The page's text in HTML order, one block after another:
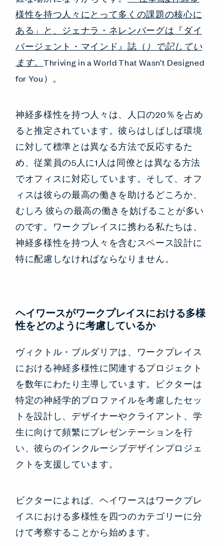
様性を持つ人々にとって多くの課題の核心に
ある」と、ジェナラ・ネレンバーグは『ダイ
バージェント・マインド』誌（ ）で記してい
ます。 Thriving in a World That Wasn’t Designed
for You）。
神経多様性を持つ人々は、人口の20％を占め
ると推定されています。彼らはしばしば環境
に対して標準とは異なる方法で反応するた
め、従業員の5人に1人は同僚とは異なる方法
でオフィスに対応しています。そして、オフ
ィスは彼らの最高の働きを助けるどころか、
むしろ 彼らの最高の働きを妨げることが多い
のです。ワークプレイスに携わる私たちは、
神経多様性を持つ人々を含むスペース設計に
特に配慮しなければならなりません。
ヘイワースがワークプレイスにおける多様
性をどのように考慮しているか
ヴィクトル・ブルダリアは、ワークプレイス
における神経多様性に関連するプロジェクト
を数年にわたり主導しています。ビクターは
特定の神経学的プロファイルを考慮したセッ
トを設計し、デザイナーやクライアント、学
生に向けて頻繁にプレゼンテーションを行
い、彼らのインクルーシブデザインプロジェ
クトを支援しています。
ビクターによれば、ヘイワースはワークプレ
イスにおける多様性を四つのカテゴリーに分
けて考察することから始めます。